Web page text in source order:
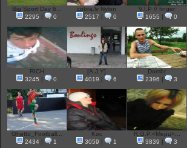
Big Sport Day 6...
2295
0
cobra.lv Nylon
2517
0
V.I.P // finger
1655
0
RICH
3245
0
[A.J.Y]
4019
6
Dombr
2396
3
Ghetto_Football...
2434
1
Koc
3059
1
R.G.P.<Mepu>...
3839
3